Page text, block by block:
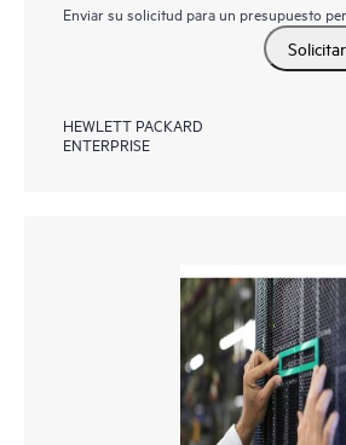
Enviar su solicitud para un presupuesto
HEWLETT PACKARD
ENTERPRISE